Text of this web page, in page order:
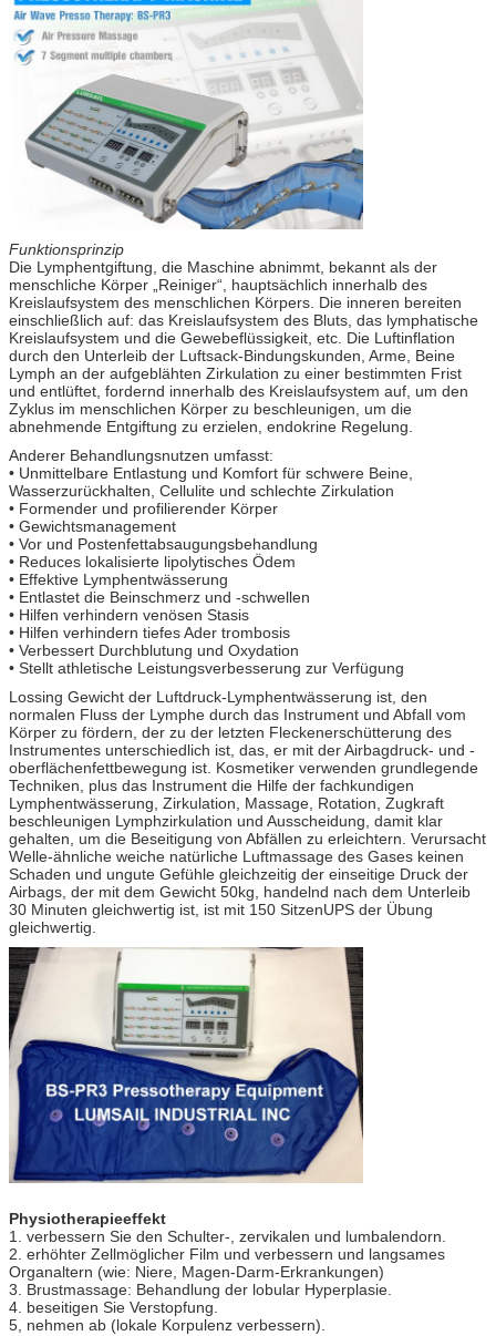
Funktionsprinzip
Die Lymphentgiftung, die Maschine abnimmt, bekannt als der
menschliche Körper „Reiniger“, hauptsächlich innerhalb des
Kreislaufsystem des menschlichen Körpers. Die inneren bereiten
einschließlich auf: das Kreislaufsystem des Bluts, das lymphatische
Kreislaufsystem und die Gewebeflüssigkeit, etc. Die Luftinflation
durch den Unterleib der Luftsack-Bindungskunden, Arme, Beine
Lymph an der aufgeblähten Zirkulation zu einer bestimmten Frist
und entlüftet, fordernd innerhalb des Kreislaufsystem auf, um den
Zyklus im menschlichen Körper zu beschleunigen, um die
abnehmende Entgiftung zu erzielen, endokrine Regelung.
Anderer Behandlungsnutzen umfasst:
• Unmittelbare Entlastung und Komfort für schwere Beine,
Wasserzurückhalten, Cellulite und schlechte Zirkulation
• Formender und profilierender Körper
• Gewichtsmanagement
• Vor und Postenfettabsaugungsbehandlung
• Reduces lokalisierte lipolytisches Ödem
• Effektive Lymphentwässerung
• Entlastet die Beinschmerz und -schwellen
• Hilfen verhindern venösen Stasis
• Hilfen verhindern tiefes Ader trombosis
• Verbessert Durchblutung und Oxydation
• Stellt athletische Leistungsverbesserung zur Verfügung
Lossing Gewicht der Luftdruck-Lymphentwässerung ist, den
normalen Fluss der Lymphe durch das Instrument und Abfall vom
Körper zu fördern, der zu der letzten Fleckenerschütterung des
Instrumentes unterschiedlich ist, das, er mit der Airbagdruck- und -
oberflächenfettbewegung ist. Kosmetiker verwenden grundlegende
Techniken, plus das Instrument die Hilfe der fachkundigen
Lymphentwässerung, Zirkulation, Massage, Rotation, Zugkraft
beschleunigen Lymphzirkulation und Ausscheidung, damit klar
gehalten, um die Beseitigung von Abfällen zu erleichtern. Verursacht
Welle-ähnliche weiche natürliche Luftmassage des Gases keinen
Schaden und ungute Gefühle gleichzeitig der einseitige Druck der
Airbags, der mit dem Gewicht 50kg, handelnd nach dem Unterleib
30 Minuten gleichwertig ist, ist mit 150 SitzenUPS der Übung
gleichwertig.
Physiotherapieeffekt
1. verbessern Sie den Schulter-, zervikalen und lumbalendorn.
2. erhöhter Zellmöglicher Film und verbessern und langsames
Organaltern (wie: Niere, Magen-Darm-Erkrankungen)
3. Brustmassage: Behandlung der lobular Hyperplasie.
4. beseitigen Sie Verstopfung.
5, nehmen ab (lokale Korpulenz verbessern).